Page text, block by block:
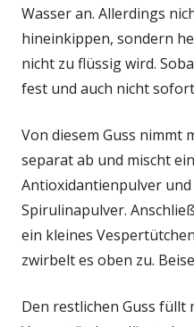
Wasser an. Allerdings
hineinkippen, sondern
nicht zu flüssig wird.
fest und auch nicht
Von diesem Guss nimmt
separat ab und mischt
Antioxidantienpulver und
Spirulinapulver.
ein kleines
zwirbelt es oben zu.
Den restlichen Guss füllt